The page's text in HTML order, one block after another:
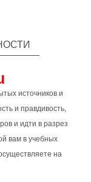
источников и
и правдивость,
и идти в разрез
вам в учебных
на